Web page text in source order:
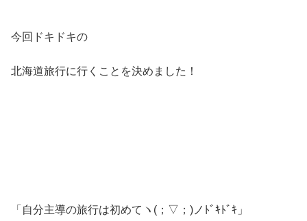
今回ドキドキの
北海道旅行に行くことを決めました！
「自分主導の旅行は初めてヽ(；▽；)ノﾄﾞｷﾄﾞｷ」